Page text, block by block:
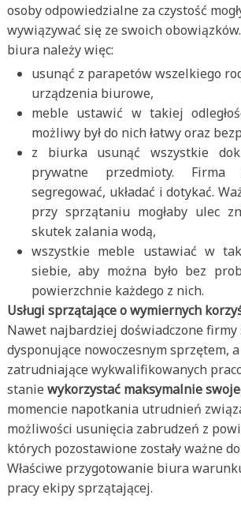
osoby odpowiedzialne za czystość
wywiązywać się ze swoich
biura należy więc:
usunąć z parapetów wszelkiego
urządzenia biurowe,
meble ustawić w takiej
możliwy był do nich łatwy oraz
z biurka usunąć wszystkie
prywatne przedmioty.
segregować, układać i dotykać.
przy sprzątaniu mogłaby ulec
skutek zalania wodą,
wszystkie meble ustawiać w
siebie, aby można było bez
powierzchnie każdego z nich.
Usługi sprzątające o wymiernych
Nawet najbardziej doświadczone firmy
dysponujące nowoczesnym sprzętem,
zatrudniające wykwalifikowanych
stanie wykorzystać maksymalnie
momencie napotkania utrudnień
możliwości usunięcia zabrudzeń z
których pozostawione zostały ważne
Właściwe przygotowanie biura
pracy ekipy sprzątającej.